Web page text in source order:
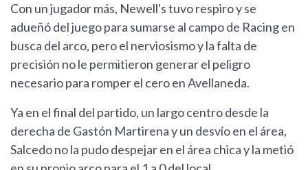
Con un jugador más, Newell's tuvo respiro y se
adueñó del juego para sumarse al campo de Racing en
busca del arco, pero el nerviosismo y la falta de
precisión no le permitieron generar el peligro
necesario para romper el cero en Avellaneda.
Ya en el final del partido, un largo centro desde la
derecha de Gastón Martirena y un desvío en el área,
Salcedo no la pudo despejar en el área chica y la metió